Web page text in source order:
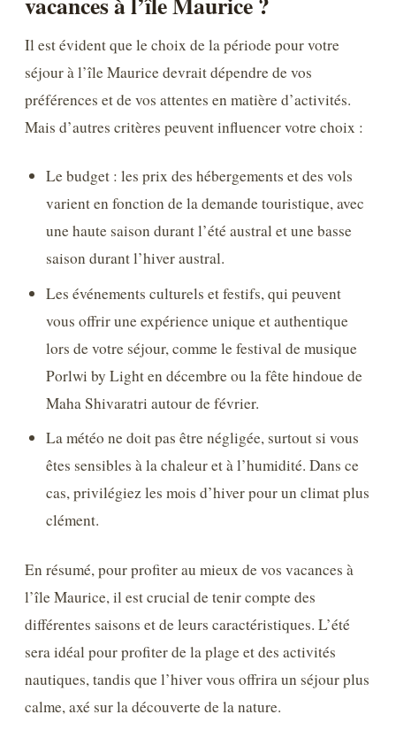
Il est évident que le choix de la période pour votre
séjour à l’île Maurice devrait dépendre de vos
préférences et de vos attentes en matière d’activités.
Mais d’autres critères peuvent influencer votre choix :
Le budget : les prix des hébergements et des vols
varient en fonction de la demande touristique, avec
une haute saison durant l’été austral et une basse
saison durant l’hiver austral.
Les événements culturels et festifs, qui peuvent
vous offrir une expérience unique et authentique
lors de votre séjour, comme le festival de musique
Porlwi by Light en décembre ou la fête hindoue de
Maha Shivaratri autour de février.
La météo ne doit pas être négligée, surtout si vous
êtes sensibles à la chaleur et à l’humidité. Dans ce
cas, privilégiez les mois d’hiver pour un climat plus
clément.
En résumé, pour profiter au mieux de vos vacances à
l’île Maurice, il est crucial de tenir compte des
différentes saisons et de leurs caractéristiques. L’été
sera idéal pour profiter de la plage et des activités
nautiques, tandis que l’hiver vous offrira un séjour plus
calme, axé sur la découverte de la nature.